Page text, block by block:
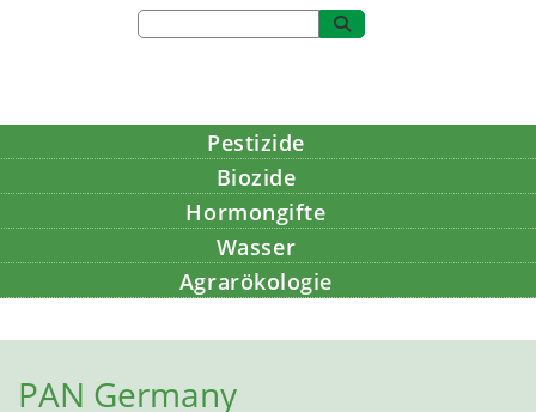
Pestizide
Biozide
Hormongifte
Wasser
Agrarökologie
PAN Germany